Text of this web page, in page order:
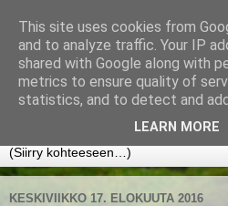
Uusi Suunta - Jokainen hetki
KESKIVIIKKO 17. ELOKUUTA 2016
This site uses cookies from
and to analyze traffic. Your IP
shared with Google along with
metrics to ensure quality of
statistics, and to detect and
LEARN MORE